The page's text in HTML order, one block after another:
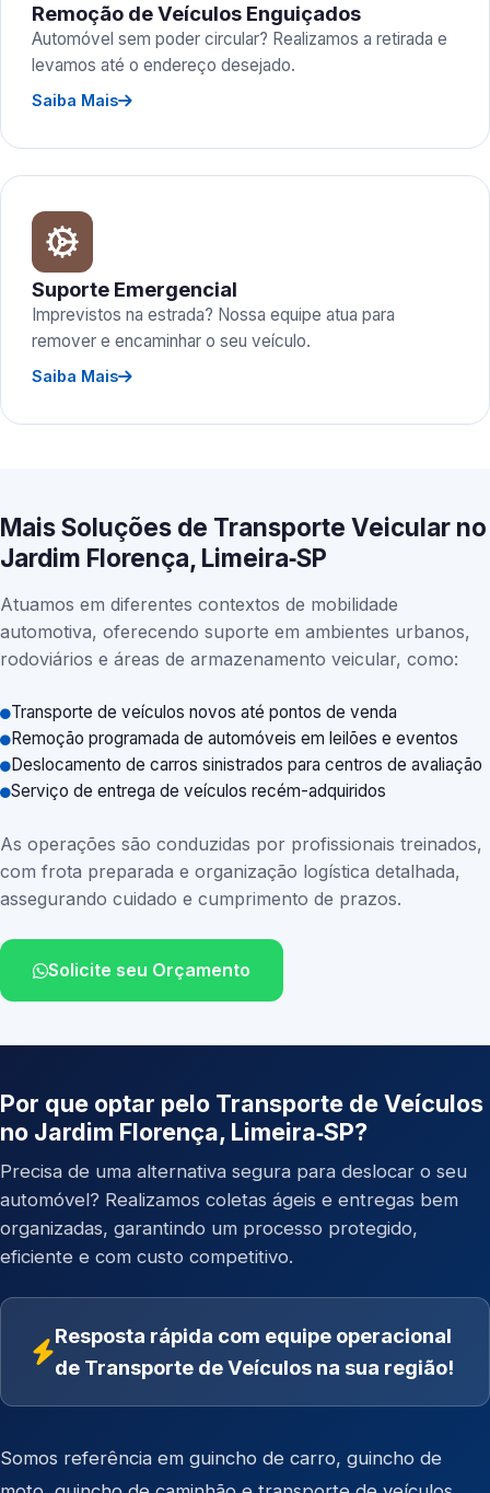
Remoção de Veículos Enguiçados
Automóvel sem poder circular? Realizamos a retirada e
levamos até o endereço desejado.
Saiba Mais
Suporte Emergencial
Imprevistos na estrada? Nossa equipe atua para
remover e encaminhar o seu veículo.
Saiba Mais
Mais Soluções de Transporte Veicular no
Jardim Florença, Limeira‑SP
Atuamos em diferentes contextos de mobilidade
automotiva, oferecendo suporte em ambientes urbanos,
rodoviários e áreas de armazenamento veicular, como:
Transporte de veículos novos até pontos de venda
Remoção programada de automóveis em leilões e eventos
Deslocamento de carros sinistrados para centros de avaliação
Serviço de entrega de veículos recém-adquiridos
As operações são conduzidas por profissionais treinados,
com frota preparada e organização logística detalhada,
assegurando cuidado e cumprimento de prazos.
Solicite seu Orçamento
Por que optar pelo Transporte de Veículos
no Jardim Florença, Limeira‑SP?
Precisa de uma alternativa segura para deslocar o seu
automóvel? Realizamos coletas ágeis e entregas bem
organizadas, garantindo um processo protegido,
eficiente e com custo competitivo.
Resposta rápida com equipe operacional
de Transporte de Veículos na sua região!
Somos referência em guincho de carro, guincho de